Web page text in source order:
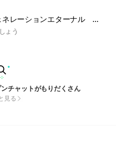
【ジージェネ】Gジェネレーションエターナル 攻略、雑談、SDガンダム
ょう
チャットがもりだくさん
見る